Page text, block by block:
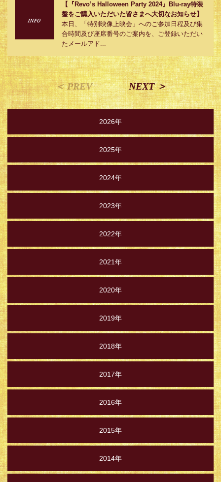
【『Revo’s Halloween Party 2024』Blu-ray特装
盤をご購入いただいた皆さまへ大切なお知らせ】
本日、「特別映像上映会」へのご参加日程及び集
合時間及び座席番号のご案内を、ご登録いただい
たメールアド...
＜ PREV NEXT ＞
2026年
2025年
2024年
2023年
2022年
2021年
2020年
2019年
2018年
2017年
2016年
2015年
2014年